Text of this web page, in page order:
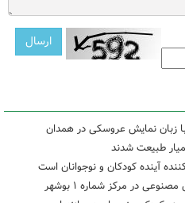
با زبان نمایش عروسکی در همدان
آینده کودکان و نوجوانان است
در مرکز شماره ۱ بوشهر